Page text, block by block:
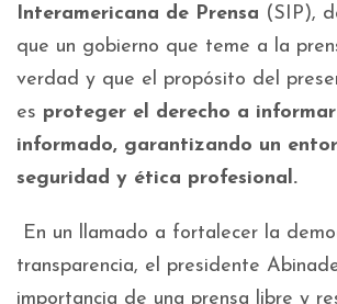
Interamericana de Prensa (SIP),
que un gobierno que teme a la
verdad y que el propósito del
es proteger el derecho a
informado, garantizando un
seguridad y ética profesional.
En un llamado a fortalecer la
transparencia, el presidente
importancia de una prensa libre y